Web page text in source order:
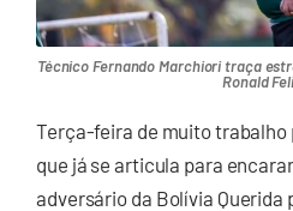
Técnico Fernando Marchiori traça
Ronald
Terça-feira de muito trabalho
que já se articula para
adversário da Bolívia Querida